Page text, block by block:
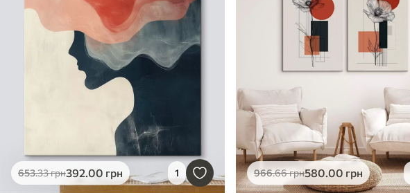
653.33грн392.00 грн 1 966.66грн580.00 грн